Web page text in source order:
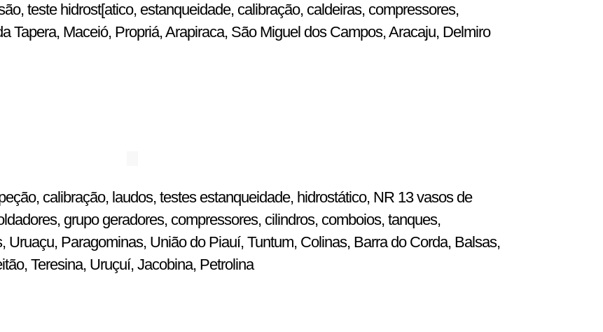
teste hidrost[atico, estanqueidade, calibração, caldeiras, compressores,
Tapera, Maceió, Propriá, Arapiraca, São Miguel dos Campos, Aracaju, Delmiro
calibração, laudos, testes estanqueidade, hidrostático, NR 13 vasos de
grupo geradores, compressores, cilindros, comboios, tanques,
Uruaçu, Paragominas, União do Piauí, Tuntum, Colinas, Barra do Corda, Balsas,
Teresina, Uruçuí, Jacobina, Petrolina